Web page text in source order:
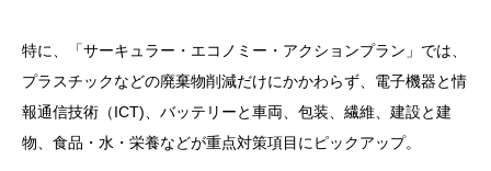
特に、「サーキュラー・エコノミー・アクションプラン」では、
プラスチックなどの廃棄物削減だけにかかわらず、電子機器と情
報通信技術（ICT)、バッテリーと車両、包装、繊維、建設と建
物、食品・水・栄養などが重点対策項目にピックアップ。